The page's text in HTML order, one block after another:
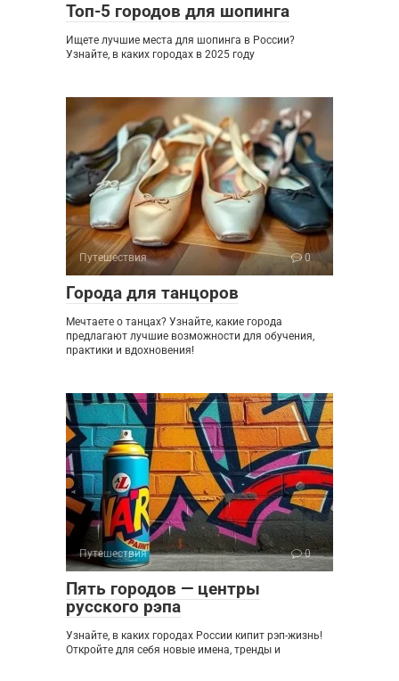
Топ-5 городов для шопинга
Ищете лучшие места для шопинга в России?
Узнайте, в каких городах в 2025 году
Путешествия 0
Города для танцоров
Мечтаете о танцах? Узнайте, какие города
предлагают лучшие возможности для обучения,
практики и вдохновения!
Путешествия 0
Пять городов — центры
русского рэпа
Узнайте, в каких городах России кипит рэп-жизнь!
Откройте для себя новые имена, тренды и